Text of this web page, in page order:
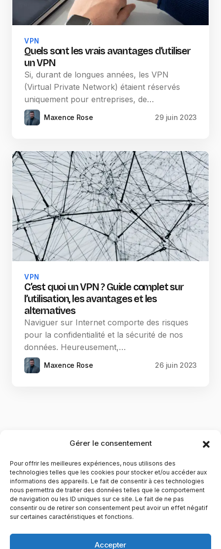
Gérer le consentement
Pour offrir les meilleures expériences, nous utilisons des
technologies telles que les cookies pour stocker et/ou accéder aux
informations des appareils. Le fait de consentir à ces technologies
nous permettra de traiter des données telles que le comportement
de navigation ou les ID uniques sur ce site. Le fait de ne pas
consentir ou de retirer son consentement peut avoir un effet négatif
sur certaines caractéristiques et fonctions.
Accepter
VPN
Quels sont les vrais avantages d’utiliser
un VPN
Si, durant de longues années, les VPN
(Virtual Private Network) étaient réservés
uniquement pour entreprises, de…
Maxence Rose 29 juin 2023
VPN
C’est quoi un VPN ? Guide complet sur
l’utilisation, les avantages et les
alternatives
Naviguer sur Internet comporte des risques
pour la confidentialité et la sécurité de nos
données. Heureusement,…
Maxence Rose 26 juin 2023
YubiGeek est un média français dédié aux nouvelles
technologies, à la culture geek et au numérique. Fondé par